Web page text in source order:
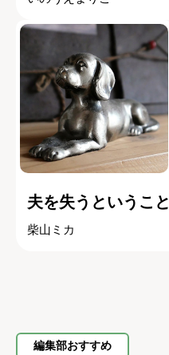
夫を失うということ
柴山ミカ
編集部おすすめ